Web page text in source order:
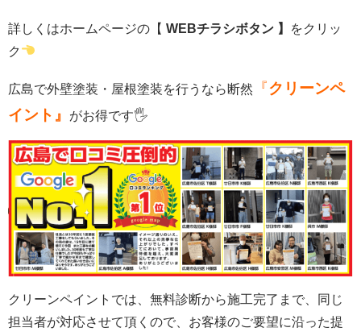
詳しくはホームページの【 WEBチラシボタン 】
をクリッ
ク
広島で外壁塗装・屋根塗装を行うなら断然 『クリーンペ
イント』
がお得です🖐
クリーンペイントでは、無料診断から施工完了まで、同じ
担当者が対応させて頂くので、お客様のご要望に沿った提